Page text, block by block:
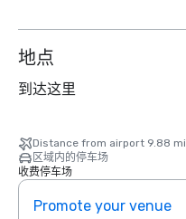
地点
到达这里
Distance from airport 9.88 mi
区域内的停车场
收费停车场
Promote your venue